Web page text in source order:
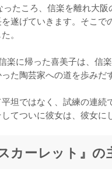
たころ、信楽を離れ大
遂げていきます。そこ
。
楽に帰った喜美子は、信
た陶芸家への道を歩みだ
坦ではなく、試練の連
てついに彼女は、彼女に
カーレット』の